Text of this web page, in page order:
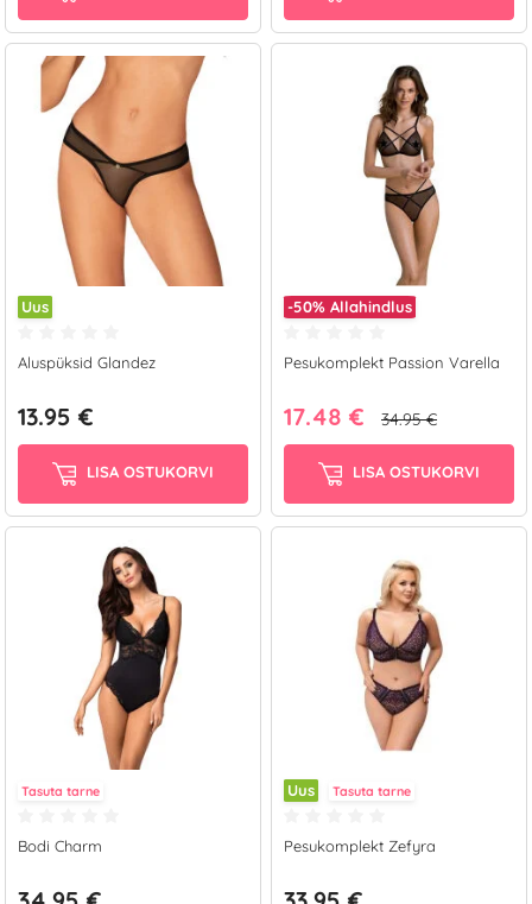
Uus
Aluspüksid Glandez
13.95 €
LISA OSTUKORVI
-50% Allahindlus
Pesukomplekt Passion Varella
17.48 € 34.95 €
LISA OSTUKORVI
Tasuta tarne
Bodi Charm
Uus Tasuta tarne
Pesukomplekt Zefyra